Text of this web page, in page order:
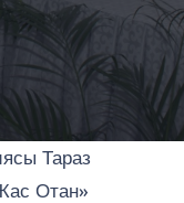
Тараз
Отан»